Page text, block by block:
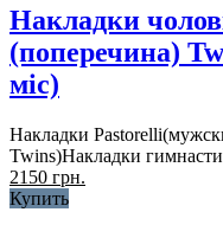
Накладки
(поперечина)
міс)
Накладки
Twins)Накладки
2150 грн.
Купить